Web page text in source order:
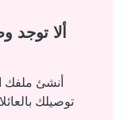
ألا
أنشئ ملفك
توصيلك